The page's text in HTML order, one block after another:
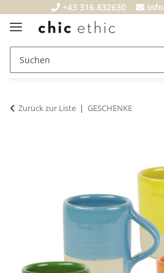
+43 316 832630
Zurück zur Liste GESCHENKE